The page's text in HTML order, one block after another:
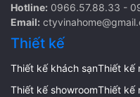
Hotline: 0966.57.88.33 -
Email:
Thiết kế
Thiết kế khách sạnThiết kế
Thiết kế showroomThiết kế